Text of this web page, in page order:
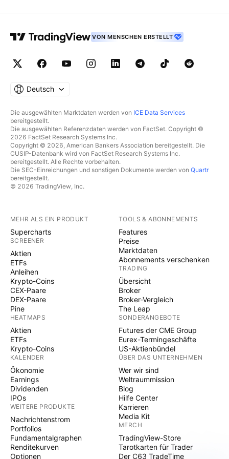
VON MENSCHEN ERSTELLT
Deutsch
Die ausgewählten Marktdaten werden von ICE Data Services
bereitgestellt.
Die ausgewählten Referenzdaten werden von FactSet. Copyright ©
2026 FactSet Research Systems Inc.
Copyright © 2026, American Bankers Association bereitgestellt. Die
CUSIP-Datenbank wird von FactSet Research Systems Inc.
bereitgestellt. Alle Rechte vorbehalten.
Die SEC-Einreichungen und sonstigen Dokumente werden von Quartr
bereitgestellt.
© 2026 TradingView, Inc.
MEHR ALS EIN PRODUKT
Supercharts
SCREENER
Aktien
ETFs
Anleihen
Krypto-Coins
CEX-Paare
DEX-Paare
Pine
HEATMAPS
Aktien
ETFs
Krypto-Coins
KALENDER
Ökonomie
Earnings
Dividenden
IPOs
WEITERE PRODUKTE
Nachrichtenstrom
Portfolios
Fundamentalgraphen
Renditekurven
Optionen
TOOLS & ABONNEMENTS
Features
Preise
Marktdaten
Abonnements verschenken
TRADING
Übersicht
Broker
Broker-Vergleich
The Leap
SONDERANGEBOTE
Futures der CME Group
Eurex-Termingeschäfte
US-Aktienbündel
ÜBER DAS UNTERNEHMEN
Wer wir sind
Weltraummission
Blog
Hilfe Center
Karrieren
Media Kit
MERCH
TradingView-Store
Tarotkarten für Trader
Der C63 TradeTime